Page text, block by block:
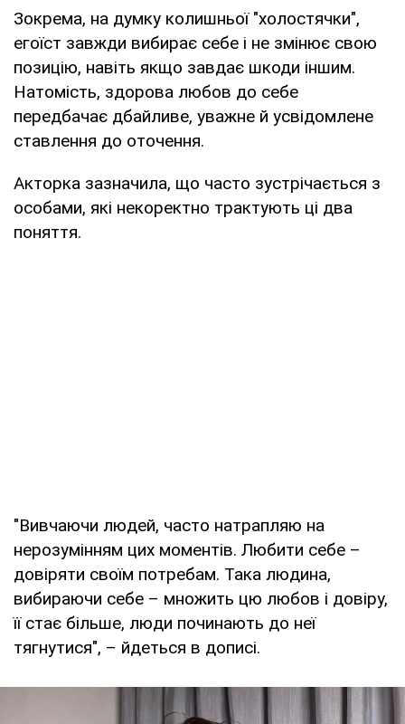
Зокрема, на думку колишньої "холостячки",
егоїст завжди вибирає себе і не змінює свою
позицію, навіть якщо завдає шкоди іншим.
Натомість, здорова любов до себе
передбачає дбайливе, уважне й усвідомлене
ставлення до оточення.
Акторка зазначила, що часто зустрічається з
особами, які некоректно трактують ці два
поняття.
"Вивчаючи людей, часто натрапляю на
нерозумінням цих моментів. Любити себе –
довіряти своїм потребам. Така людина,
вибираючи себе – множить цю любов і довіру,
її стає більше, люди починають до неї
тягнутися", – йдеться в дописі.